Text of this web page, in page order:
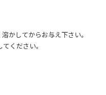
かしてからお与え下さい。
ください。